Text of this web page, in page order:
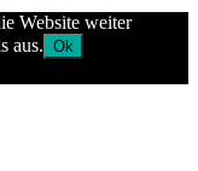
Website weiter
aus. Ok